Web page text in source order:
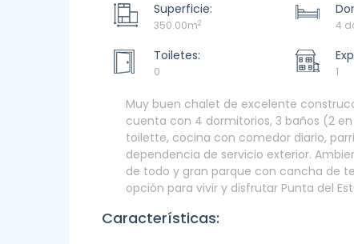
Superficie:
350.00m2 4
Toiletes:
0 1
Muy buen chalet de excelente
cuenta con 4 dormitorios, 3 baños (2
toilette, cocina con comedor diario,
dependencia de servicio exterior.
de todo y gran parque con cancha de
opción para vivir y disfrutar Punta del
Características: